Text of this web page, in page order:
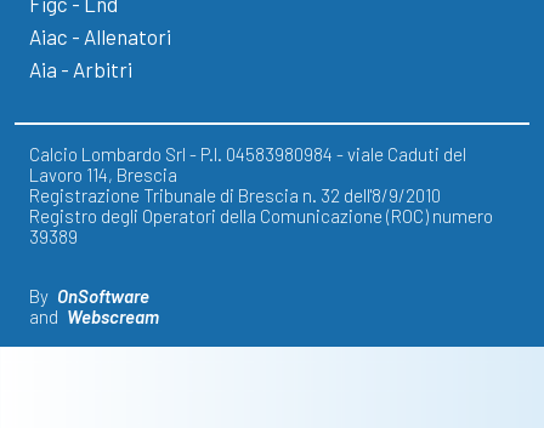
Aiac - Allenatori
Aia - Arbitri
Calcio Lombardo Srl - P.I. 04583980984 - viale Caduti del
Lavoro 114, Brescia
Registrazione Tribunale di Brescia n. 32 dell'8/9/2010
Registro degli Operatori della Comunicazione (ROC) numero
39389
By OnSoftware
and Webscream